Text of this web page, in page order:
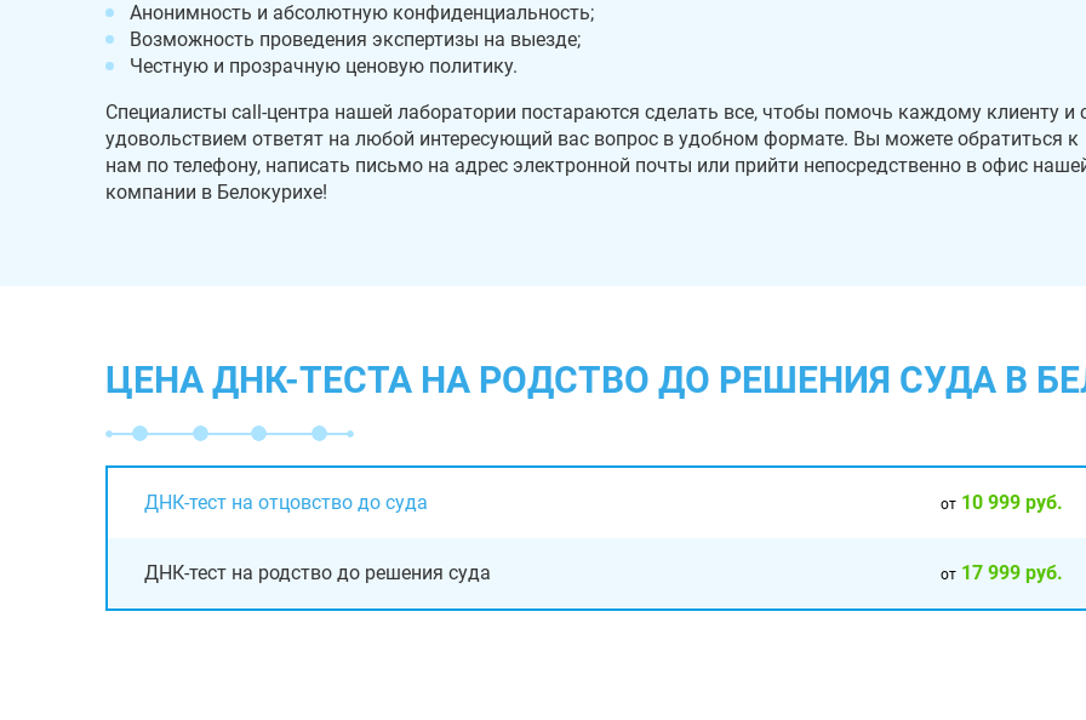
Анонимность и абсолютную конфиденциальность;
Возможность проведения экспертизы на выезде;
Честную и прозрачную ценовую политику.
Специалисты call-центра нашей лаборатории постараются сделать все, чтобы помочь каждому клиенту и
удовольствием ответят на любой интересующий вас вопрос в удобном формате. Вы можете обратиться к
нам по телефону, написать письмо на адрес электронной почты или прийти непосредственно в офис
компании в Белокурихе!
ЦЕНА ДНК-ТЕСТА НА РОДСТВО ДО РЕШЕНИЯ СУДА В
ДНК-тест на отцовство до суда от10 999 руб.
ДНК-тест на родство до решения суда от17 999 руб.